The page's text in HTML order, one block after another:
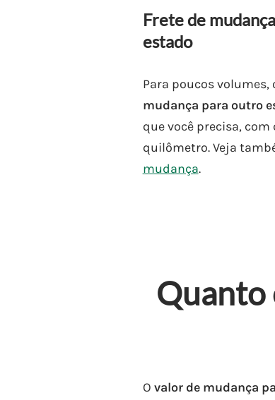
Frete de
estado
Para poucos volumes,
mudança para outro
que você precisa,
quilômetro. Veja
mudança.
Quanto
O valor de mudança